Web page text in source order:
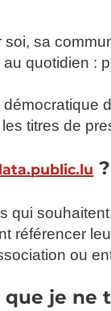
sa
quotidien :
titres de
?
qui
référencer
ou
que je